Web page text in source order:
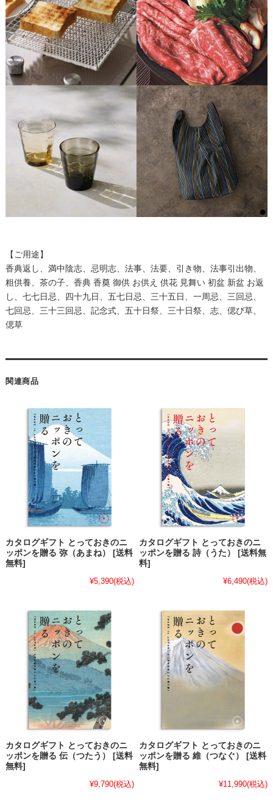
【ご用途】
香典返し、満中陰志、忌明志、法事、法要、引き物、法事引出物、
粗供養、茶の子、香典 香奠 御供 お供え 供花 見舞い 初盆 新盆 お返
し、七七日忌、四十九日、五七日忌、三十五日、一周忌、三回忌、
七回忌、三十三回忌、記念式、五十日祭、三十日祭、志、偲び草、
偲草
関連商品
カタログギフト とっておきのニ
ッポンを贈る 弥（あまね） [送料
無料]
¥5,390(税込)
カタログギフト とっておきのニ
ッポンを贈る 詩（うた） [送料無
料]
¥6,490(税込)
カタログギフト とっておきのニ
ッポンを贈る 伝（つたう） [送料
無料]
¥9,790(税込)
カタログギフト とっておきのニ
ッポンを贈る 維（つなぐ） [送料
無料]
¥11,990(税込)